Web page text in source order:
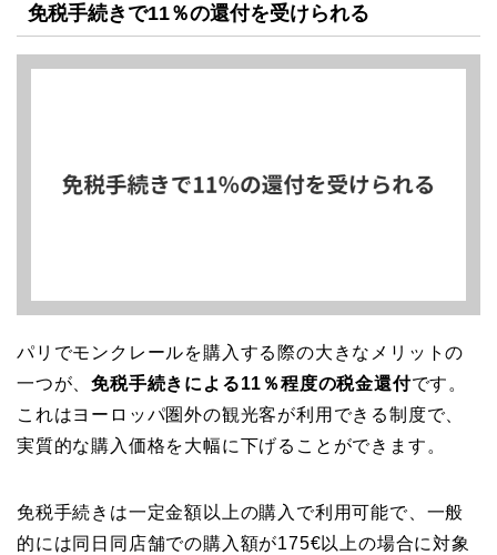
免税手続きで11％の還付を受けられる
パリでモンクレールを購入する際の大きなメリットの
一つが、免税手続きによる11％程度の税金還付です。
これはヨーロッパ圏外の観光客が利用できる制度で、
実質的な購入価格を大幅に下げることができます。
免税手続きは一定金額以上の購入で利用可能で、一般
的には同日同店舗での購入額が175€以上の場合に対象